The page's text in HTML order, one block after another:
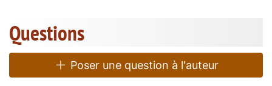
Questions
Poser une question à l'auteur